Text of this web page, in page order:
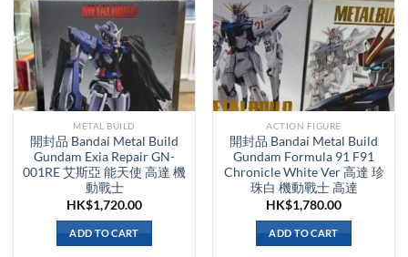
METAL BUILD
開封品 Bandai Metal Build
Gundam Exia Repair GN-
001RE 艾斯亞 能天使 高達 機
動戰士
HK$1,720.00
ADD TO CART
ACTION FIGURE
開封品 Bandai Metal Build
Gundam Formula 91 F91
Chronicle White Ver 高達 珍
珠白 機動戰士 高達
HK$1,780.00
ADD TO CART